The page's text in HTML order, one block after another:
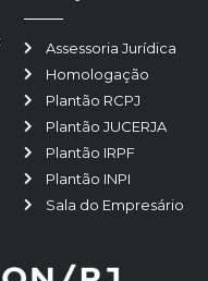
Assessoria Jurídica
Homologação
Plantão RCPJ
Plantão JUCERJA
Plantão IRPF
Plantão INPI
Sala do Empresário